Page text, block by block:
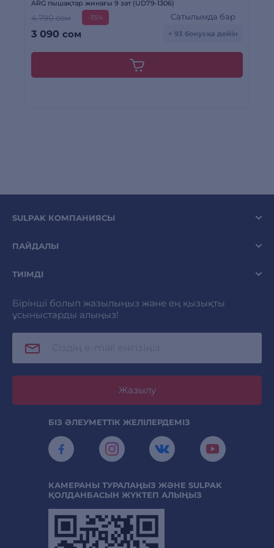
ARG пышақтар жинағы 9 зат (UD79-1306)
4 790 сом -35%
3 090 сом
Сатылымда бар
+ 93 бонусқа дейін
SULPAK КОМПАНИЯСЫ
ПАЙДАЛЫ
ТИІМДІ
Бірінші болып жазылыңыз және ең қызықты
ұсыныстарды алыңыз!
Жазылу
БІЗ ӘЛЕУМЕТТІК ЖЕЛІЛЕРДЕМІЗ
КАМЕРАНЫ ТУРАЛАҢЫЗ ЖӘНЕ SULPAK
ҚОЛДАНБАСЫН ЖҮКТЕП АЛЫҢЫЗ